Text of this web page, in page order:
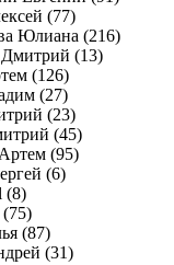
(77)
Юлиана (216)
(13)
(126)
(27)
(23)
(45)
(95)
(6)
(8)
(87)
(31)